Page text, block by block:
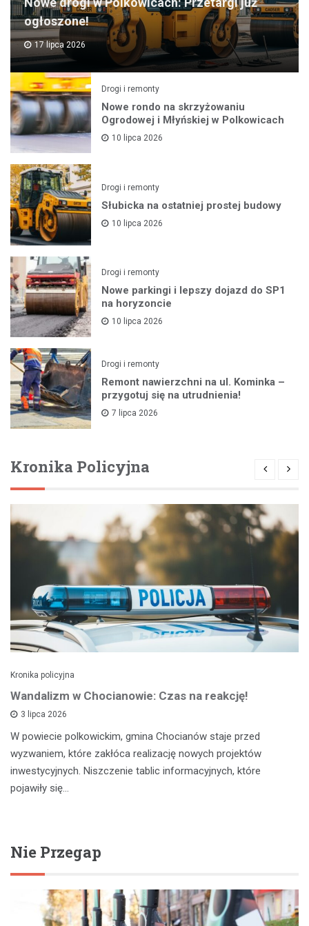
ogłoszone!
17 lipca 2026
Drogi i remonty
Nowe rondo na skrzyżowaniu
Ogrodowej i Młyńskiej w Polkowicach
10 lipca 2026
Drogi i remonty
Słubicka na ostatniej prostej budowy
10 lipca 2026
Drogi i remonty
Nowe parkingi i lepszy dojazd do SP1
na horyzoncie
10 lipca 2026
Drogi i remonty
Remont nawierzchni na ul. Kominka –
przygotuj się na utrudnienia!
7 lipca 2026
Kronika Policyjna
Kronika policyjna
Wandalizm w Chocianowie: Czas na reakcję!
3 lipca 2026
W powiecie polkowickim, gmina Chocianów staje przed
wyzwaniem, które zakłóca realizację nowych projektów
inwestycyjnych. Niszczenie tablic informacyjnych, które
pojawiły się…
Nie Przegap